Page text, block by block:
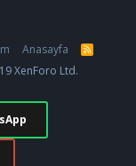
Anasayfa
R
XenForo Ltd.